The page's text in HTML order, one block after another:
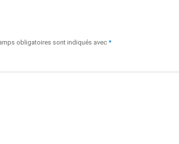
obligatoires sont indiqués avec *